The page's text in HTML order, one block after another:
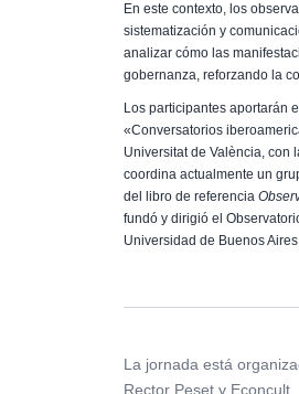
En este contexto, los
sistematización y
analizar cómo las
gobernanza, reforzando la
Los participantes aportarán
«Conversatorios
Universitat de València, con
coordina actualmente un
del libro de referencia
fundó y dirigió el
Universidad de Buenos
La jornada está
Rector Peset y Econcult.